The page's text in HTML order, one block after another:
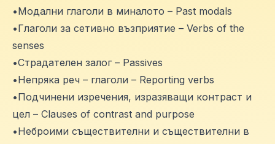
•Модални глаголи в миналото – Past modals
•Глаголи за сетивно възприятие – Verbs of the
senses
•Страдателен залог – Passives
•Непряка реч – глаголи – Reporting verbs
•Подчинени изречения, изразяващи контраст и
цел – Clauses of contrast and purpose
•Неброими съществителни и съществителни в